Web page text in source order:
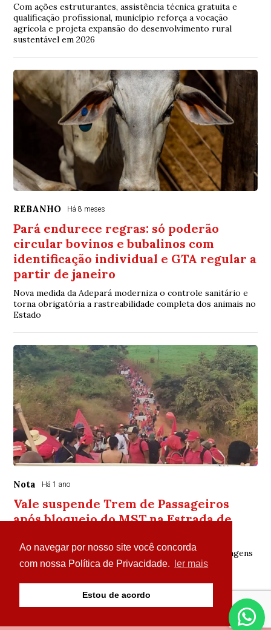
Ao navegar por nosso site você concorda
com nossa Política de Privacidade.
ler mais
Estou de acordo
Com ações estruturantes, assistência técnica gratuita e
qualificação profissional, município reforça a vocação
agrícola e projeta expansão do desenvolvimento rural
sustentável em 2026
REBANHO Há 8 meses
Pará endurece regras: só poderão
circular bovinos e bubalinos com
identificação individual e GTA regular a
partir de janeiro
Nova medida da Adepará moderniza o controle sanitário e
torna obrigatória a rastreabilidade completa dos animais no
Estado
Nota Há 1 ano
Vale suspende Trem de Passageiros
após bloqueio do MST na Estrada de
Empresa emite nota esclarecendo cancelamento de viagens
e reafirma compromisso com acordo para a reforma